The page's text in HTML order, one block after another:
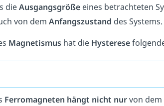
dieAusgangsgröße eines betrachteten
von dem Anfangszustand des Systems.
Magnetismus hat die Hysterese
Ferromagneten hängt nicht nurvon dem